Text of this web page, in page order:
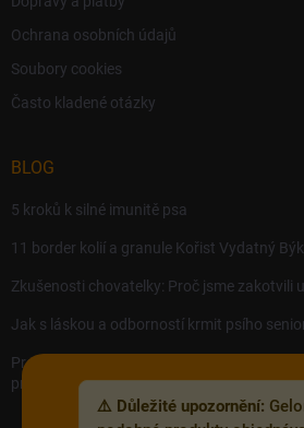
⚠️ Důležité upozornění:
Ochrana osobních údajů
Soubory cookies
Často kladené otázky
BLOG
5 kroků k silné imunitě psa
11 border kolií a granule Kořist Vydatný
Zkušenosti chovatelky: Proč jsme zakotvili
Jak s láskou a odborností krmit psího
Precision MICROBES – Koktejl tělu
probiotik a postbiotik.